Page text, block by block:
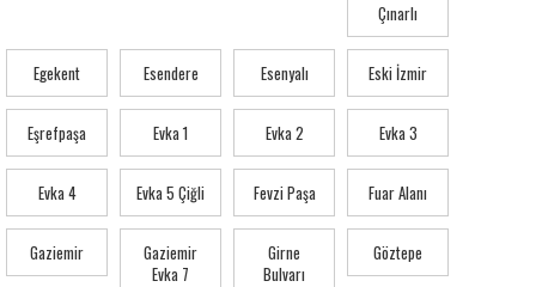
Çınarlı
Egekent Esendere Esenyalı Eski İzmir
Eşrefpaşa Evka 1 Evka 2 Evka 3
Evka 4 Evka 5 Çiğli Fevzi Paşa Fuar Alanı
Gaziemir
Gaziemir
Evka 7
Girne
Bulvarı
Göztepe